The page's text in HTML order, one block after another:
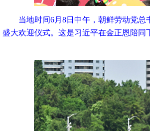
当地时间6月8日中午，朝鲜劳动党
盛大欢迎仪式。这是习近平在金正恩陪